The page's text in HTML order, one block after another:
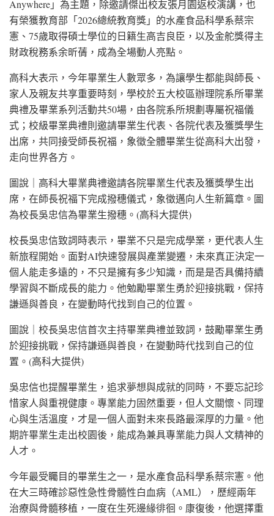
Anywhere」為主題，除邀請傑出校友張月園返校演講，也
有榮獲教育部「2026總統教育獎」的水產食品科學系蔡宗
憲、75歲取得碩士學位的日籍生高吉良臣，以及金舵獎得主
財政稅務系余昕蒨，成為全場動人亮點。
高科大表示，今年畢業生人數眾多，為讓學生都能與師長、
家人及親友共享重要時刻，學校於五大校區辦理院系所畢業
典禮及畢業系列活動共50場，由各院系所規劃專屬祝福儀
式；校級畢業典禮則邀請畢業生代表、各院代表及獲獎學生
出席，共同接受師長祝福，象徵全體畢業生從高科大出發，
走向世界各方。
圖說｜高科大畢業典禮邀請各院畢業生代表及獲獎學生出
席，在師長祝福下完成撥穗儀式，象徵邁向人生新篇章。圖
為校長吳忠信為畢業生撥穗。(高科大提供)
校長吳忠信致詞時表示，畢業不只是完成學業，更代表人生
新旅程開始。面對AI快速發展與產業變遷，未來真正決定一
個人能走多遠的，不只是擁有多少知識，而是是否具備持續
學習與不斷成長的能力。他勉勵畢業生勇於迎接挑戰，保持
謙遜與善良，在變動時代找到自己的位置。
圖說｜校長吳忠信首次主持畢業典禮並致詞，鼓勵畢業生勇
於迎接挑戰，保持謙遜與善良，在變動時代找到自己的位
置。(高科大提供)
吳忠信也提醒畢業生，追求夢想與成就的同時，不要忘記珍
惜家人與重視健康。專業能力固然重要，但人文關懷、同理
心與生活溫度，才是一個人面對未來長路最深厚的力量。他
期許畢業生走出校園後，能成為兼具專業能力與人文精神的
人才。
今年最受矚目的畢業生之一，是水產食品科學系蔡宗憲。他
在大三時確診惡性急性骨髓性白血病（AML），歷經兩年
治療與骨髓移植，一度在生死邊緣徘徊。康復後，他選擇重